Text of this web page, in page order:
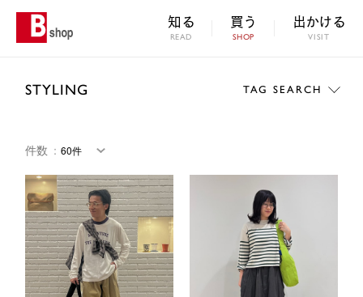
知る
READ
買う
SHOP
出かける
VISIT
STYLING TAG SEARCH
件数 ：